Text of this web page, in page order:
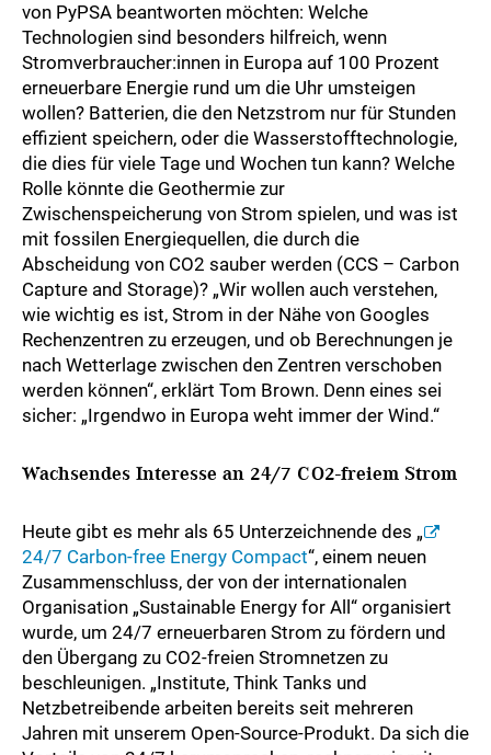
von PyPSA beantworten möchten: Welche
Technologien sind besonders hilfreich, wenn
Stromverbraucher:innen in Europa auf 100 Prozent
erneuerbare Energie rund um die Uhr umsteigen
wollen? Batterien, die den Netzstrom nur für Stunden
effizient speichern, oder die Wasserstofftechnologie,
die dies für viele Tage und Wochen tun kann? Welche
Rolle könnte die Geothermie zur
Zwischenspeicherung von Strom spielen, und was ist
mit fossilen Energiequellen, die durch die
Abscheidung von CO2 sauber werden (CCS – Carbon
Capture and Storage)? „Wir wollen auch verstehen,
wie wichtig es ist, Strom in der Nähe von Googles
Rechenzentren zu erzeugen, und ob Berechnungen je
nach Wetterlage zwischen den Zentren verschoben
werden können“, erklärt Tom Brown. Denn eines sei
sicher: „Irgendwo in Europa weht immer der Wind.“
Wachsendes Interesse an 24/7 CO2-freiem Strom
Heute gibt es mehr als 65 Unterzeichnende des „
24/7 Carbon-free Energy Compact“, einem neuen
Zusammenschluss, der von der internationalen
Organisation „Sustainable Energy for All“ organisiert
wurde, um 24/7 erneuerbaren Strom zu fördern und
den Übergang zu CO2-freien Stromnetzen zu
beschleunigen. „Institute, Think Tanks und
Netzbetreibende arbeiten bereits seit mehreren
Jahren mit unserem Open-Source-Produkt. Da sich die